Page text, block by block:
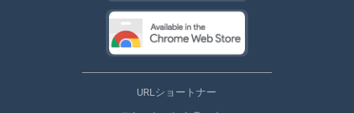
URLショートナー